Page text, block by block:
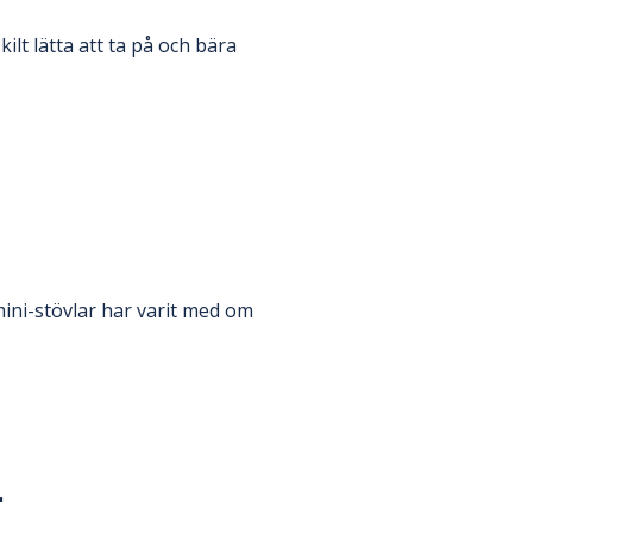
lätta att ta på och bära
stövlar har varit med om